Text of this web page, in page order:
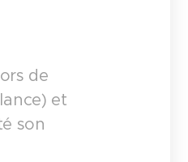
de
et
son